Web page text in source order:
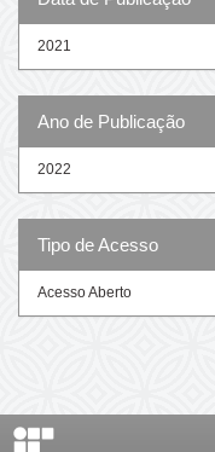
2021
Ano de Publicação
2022
Tipo de Acesso
Acesso Aberto